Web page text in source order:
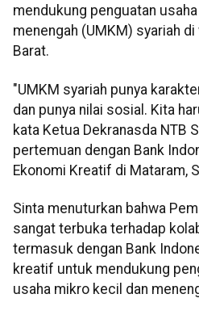
mendukung penguatan
menengah (UMKM) syariah
Barat.
"UMKM syariah punya
dan punya nilai sosial. Kita
kata Ketua Dekranasda NTB
pertemuan dengan Bank
Ekonomi Kreatif di Mataram,
Sinta menuturkan bahwa
sangat terbuka terhadap
termasuk dengan Bank
kreatif untuk mendukung
usaha mikro kecil dan